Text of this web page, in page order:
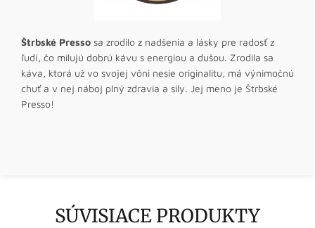
Štrbské Presso sa zrodilo z nadšenia a lásky pre radosť z
ľudí, čo milujú dobrú kávu s energiou a dušou. Zrodila sa
káva, ktorá už vo svojej vôni nesie originalitu, má výnimočnú
chuť a v nej náboj plný zdravia a sily. Jej meno je Štrbské
Presso!
SÚVISIACE PRODUKTY